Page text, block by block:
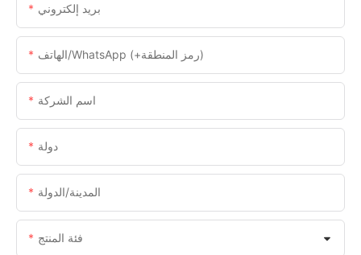
بريد إلكتروني
الهاتف/WhatsApp (+رمز المنطقة)
اسم الشركة
دولة
المدينة/الدولة
فئة المنتج